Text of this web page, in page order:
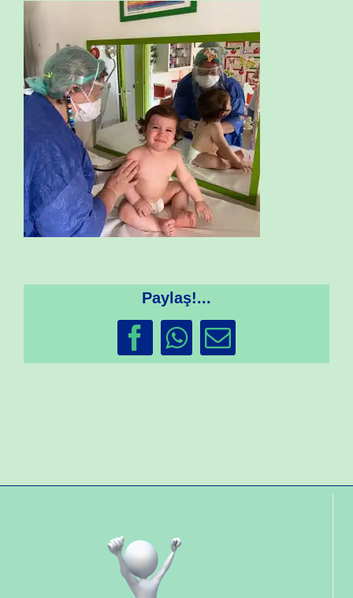
Paylaş!...
Facebook
WhatsApp
Email